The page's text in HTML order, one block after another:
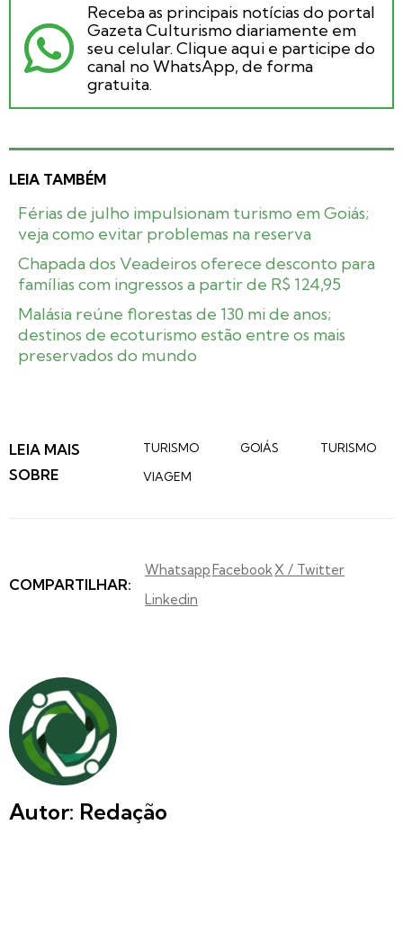
Receba as principais notícias do portal
Gazeta Culturismo diariamente em
seu celular. Clique aqui e participe do
canal no WhatsApp, de forma
gratuita.
LEIA TAMBÉM
Férias de julho impulsionam turismo em Goiás;
veja como evitar problemas na reserva
Chapada dos Veadeiros oferece desconto para
famílias com ingressos a partir de R$ 124,95
Malásia reúne florestas de 130 mi de anos;
destinos de ecoturismo estão entre os mais
preservados do mundo
LEIA MAIS
SOBRE
TURISMO GOIÁS
TURISMO
VIAGEM
COMPARTILHAR:
WhatsappFacebook X / Twitter
Linkedin
Autor: Redação